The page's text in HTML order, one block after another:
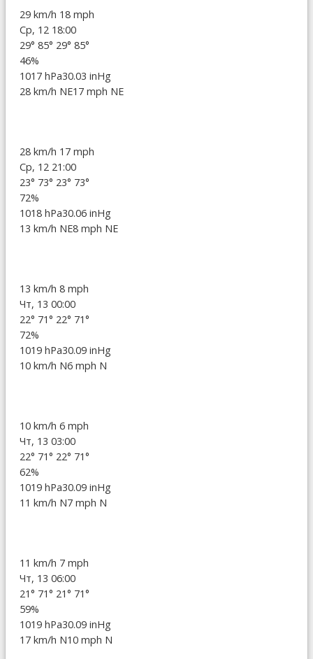
29 km/h 18 mph
Ср, 12 18:00
29° 85° 29° 85°
46%
1017 hPa30.03 inHg
28 km/h NE17 mph NE
28 km/h 17 mph
Ср, 12 21:00
23° 73° 23° 73°
72%
1018 hPa30.06 inHg
13 km/h NE8 mph NE
13 km/h 8 mph
Чт, 13 00:00
22° 71° 22° 71°
72%
1019 hPa30.09 inHg
10 km/h N6 mph N
10 km/h 6 mph
Чт, 13 03:00
22° 71° 22° 71°
62%
1019 hPa30.09 inHg
11 km/h N7 mph N
11 km/h 7 mph
Чт, 13 06:00
21° 71° 21° 71°
59%
1019 hPa30.09 inHg
17 km/h N10 mph N